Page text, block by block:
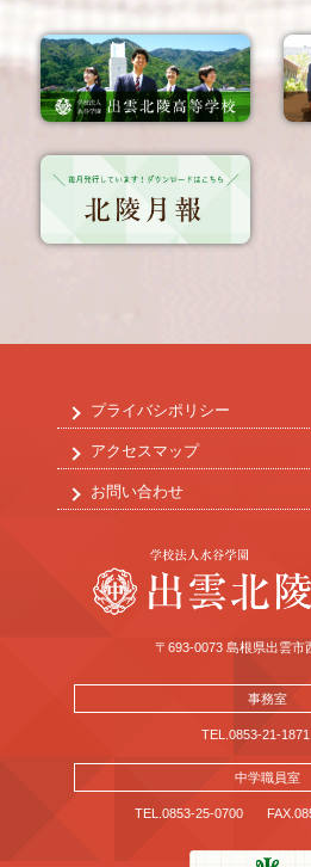
プライバシポリシー
アクセスマップ
お問い合わせ
〒693-0073 島根県出雲市
事務室
TEL.0853-21-1871
中学職員室
TEL.0853-25-0700